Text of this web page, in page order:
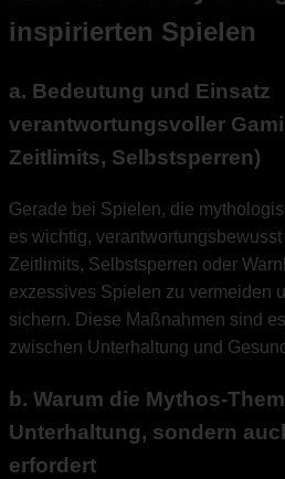
inspirierten Spielen
a. Bedeutung und Einsatz
verantwortungsvoller
Zeitlimits, Selbstsperren)
Gerade bei Spielen, die
es wichtig,
Zeitlimits, Selbstsperren oder
exzessives Spielen zu vermeiden
sichern. Diese Maßnahmen sind
zwischen Unterhaltung und
b. Warum die Mythos-
Unterhaltung, sondern
erfordert